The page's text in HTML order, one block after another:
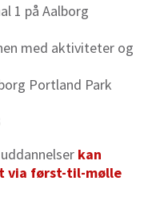
1 på Aalborg
med aktiviteter og
Portland Park
kan
via først-til-mølle